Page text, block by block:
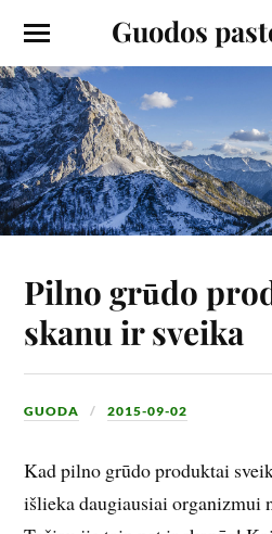
Guodos
Pilno grūdo
skanu ir sveika
GUODA 2015-09-02
Kad pilno grūdo produktai
išlieka daugiausiai organizmui